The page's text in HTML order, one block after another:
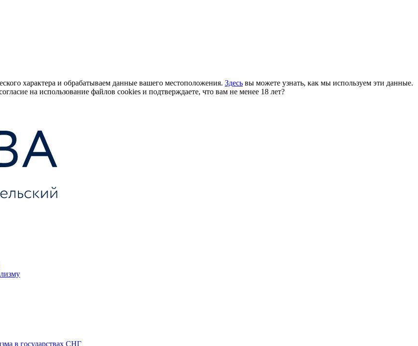
характера и обрабатываем данные вашего местоположения. Здесь вы можете узнать, как мы используем эти данные.
на использование файлов cookies и подтверждаете, что вам не менее 18 лет?
в государствах СНГ